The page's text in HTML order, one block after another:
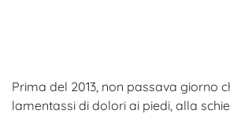
Prima del 2013, non passava giorno
lamentassi di dolori ai piedi, alla